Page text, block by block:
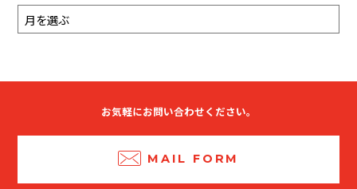
お気軽にお問い合わせください。
MAIL FORM